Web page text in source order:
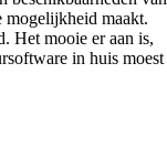
mogelijkheid maakt.
Het mooie er aan is,
in huis moest